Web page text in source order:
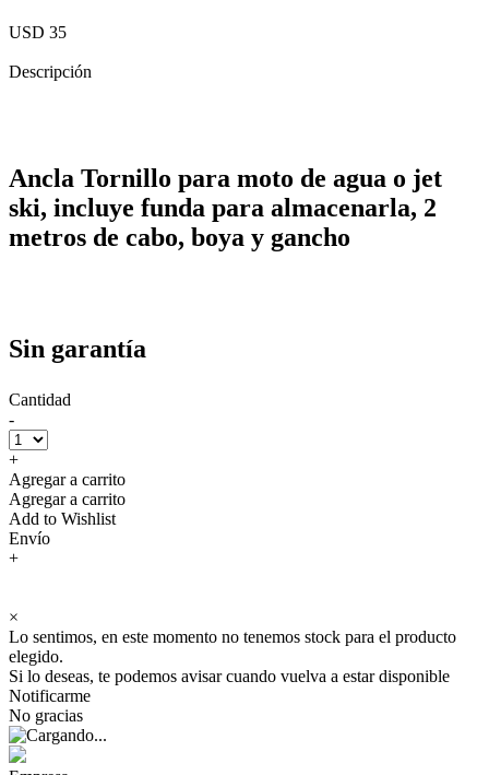
USD 35
Descripción
Ancla Tornillo para moto de agua o jet
ski, incluye funda para almacenarla, 2
metros de cabo, boya y gancho
Sin garantía
Cantidad
-
+
Agregar a carrito
Agregar a carrito
Add to Wishlist
Envío
+
×
Lo sentimos, en este momento no tenemos stock para el producto
elegido.
Si lo deseas, te podemos avisar cuando vuelva a estar disponible
Notificarme
No gracias